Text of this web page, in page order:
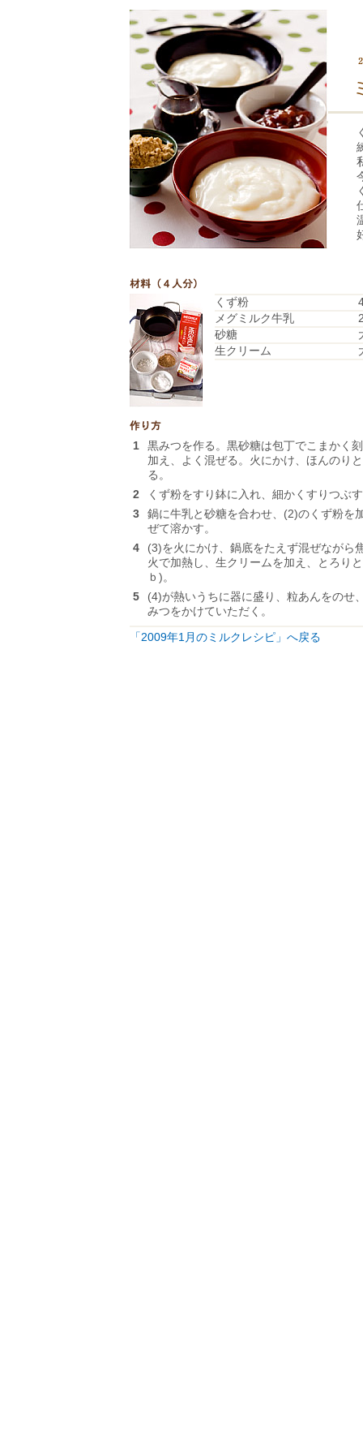
くず粉
メグミルク牛乳
砂糖
生クリーム
1
黒みつを作る。黒砂糖は包丁でこまかく
加え、よく混ぜる。火にかけ、ほんのり
る。
2
くず粉をすり鉢に入れ、細かくすりつぶ
3
鍋に牛乳と砂糖を合わせ、(2)のくず粉を
ぜて溶かす。
4
(3)を火にかけ、鍋底をたえず混ぜながら
火で加熱し、生クリームを加え、とろり
ｂ)。
5
(4)が熱いうちに器に盛り、粒あんをのせ
みつをかけていただく。
「2009年1月のミルクレシピ」へ戻る